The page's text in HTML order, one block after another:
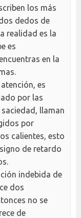
los más
dedos de
realidad es la
es
en la
es
por las
llaman
por
calientes, esto
de retardo
indebida de
dos
no se
de